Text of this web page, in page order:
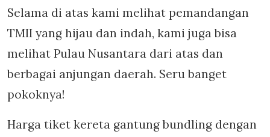
Selama di atas kami melihat pemandangan
TMII yang hijau dan indah, kami juga bisa
melihat Pulau Nusantara dari atas dan
berbagai anjungan daerah. Seru banget
pokoknya!
Harga tiket kereta gantung bundling dengan